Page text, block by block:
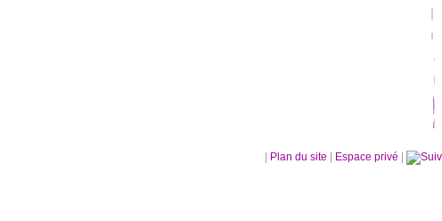
Plan du site Espace privé